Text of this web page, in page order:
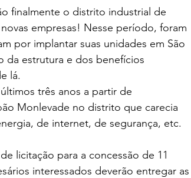
finalmente o distrito industrial de
empresas! Nesse período, foram
por implantar suas unidades em São
da estrutura e dos benefícios
lá.
três anos a partir de
Monlevade no distrito que carecia
de internet, de segurança, etc.
licitação para a concessão de 11
interessados deverão entregar as